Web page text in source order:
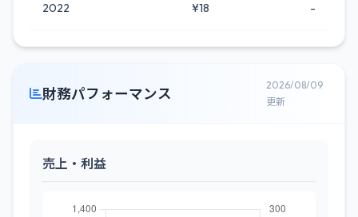
2022 ¥18 -
財務パフォーマンス
2026/08/09
更新
売上・利益